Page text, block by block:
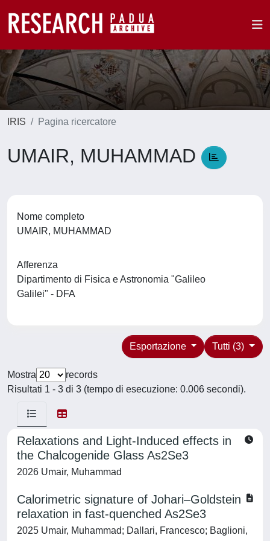
IRIS Pagina ricercatore
UMAIR, MUHAMMAD
Nome completo
UMAIR, MUHAMMAD
Afferenza
Dipartimento di Fisica e Astronomia "Galileo
Galilei" - DFA
Tutti (3)
Esportazione
Mostra
records
Risultati 1 - 3 di 3 (tempo di esecuzione: 0.006 secondi).
Relaxations and Light-Induced effects in
the Chalcogenide Glass As2Se3
2026 Umair, Muhammad
Calorimetric signature of Johari–Goldstein
relaxation in fast-quenched As2Se3
2025 Umair, Muhammad; Dallari, Francesco; Baglioni,